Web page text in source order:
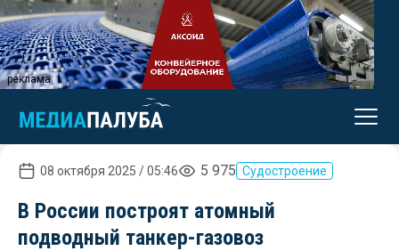
реклама
08 октября 2025 / 05:46 5 975 Судостроение
В России построят атомный
подводный танкер-газовоз